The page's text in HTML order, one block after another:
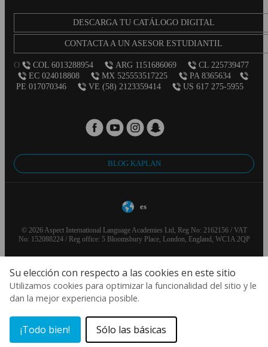
Su elección con respecto a las cookies en este sitio
Utilizamos cookies para optimizar la funcionalidad del sitio y le
dan la mejor experiencia posible.
¡Todo bien! Sólo las básicas
DESCARGA TU CATÁLOGO DIGITAL
CONTACTA A UN ASESOR ESTUDIANTIL
O COL 6013288954 ARG 1151686069
CL 225739477
EC 024018808
MX 525553517225
PA 8365634
PE 017070346
VE (58) 2123359414 US 617 275-5955
BLOG KAPLAN
es
© 2026 Aspect International Language Academies Ltd, Reg No: 2162156 / VAT
No: 152088224 / Reg office: 5 Bloomsbury Place, London, England, WC1A 2QP